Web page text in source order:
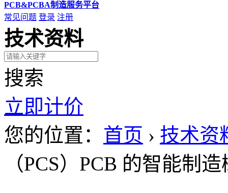
PCB&PCBA制造服务平台
常见问题 登录 注册
技术资料
搜索
立即计价
您的位置： 首页 › 技术资
（PCS）PCB 的智能制